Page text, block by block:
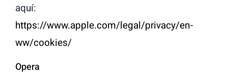
aquí:
https://www.apple.com/legal/privacy/en-
ww/cookies/
Opera